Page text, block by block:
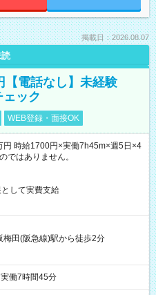
掲載日：2026.08.07
【電話なし】未経験
ック
WEB登録・面接OK
時給1700円×実働7h45m×週5日×4
はありません。
して実費支給
梅田(阪急線)駅から徒歩2分
働7時間45分